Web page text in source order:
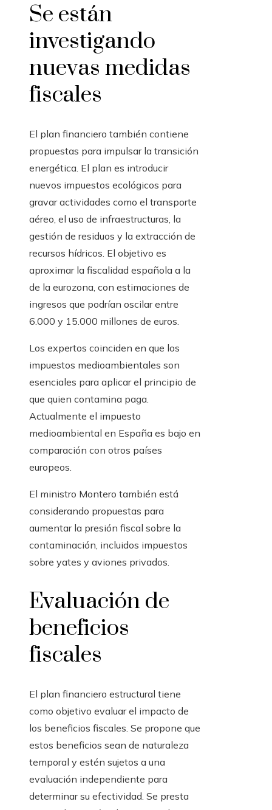
Se están
investigando
nuevas medidas
fiscales
El plan financiero también contiene
propuestas para impulsar la transición
energética. El plan es introducir
nuevos impuestos ecológicos para
gravar actividades como el transporte
aéreo, el uso de infraestructuras, la
gestión de residuos y la extracción de
recursos hídricos. El objetivo es
aproximar la fiscalidad española a la
de la eurozona, con estimaciones de
ingresos que podrían oscilar entre
6.000 y 15.000 millones de euros.
Los expertos coinciden en que los
impuestos medioambientales son
esenciales para aplicar el principio de
que quien contamina paga.
Actualmente el impuesto
medioambiental en España es bajo en
comparación con otros países
europeos.
El ministro Montero también está
considerando propuestas para
aumentar la presión fiscal sobre la
contaminación, incluidos impuestos
sobre yates y aviones privados.
Evaluación de
beneficios
fiscales
El plan financiero estructural tiene
como objetivo evaluar el impacto de
los beneficios fiscales. Se propone que
estos beneficios sean de naturaleza
temporal y estén sujetos a una
evaluación independiente para
determinar su efectividad. Se presta